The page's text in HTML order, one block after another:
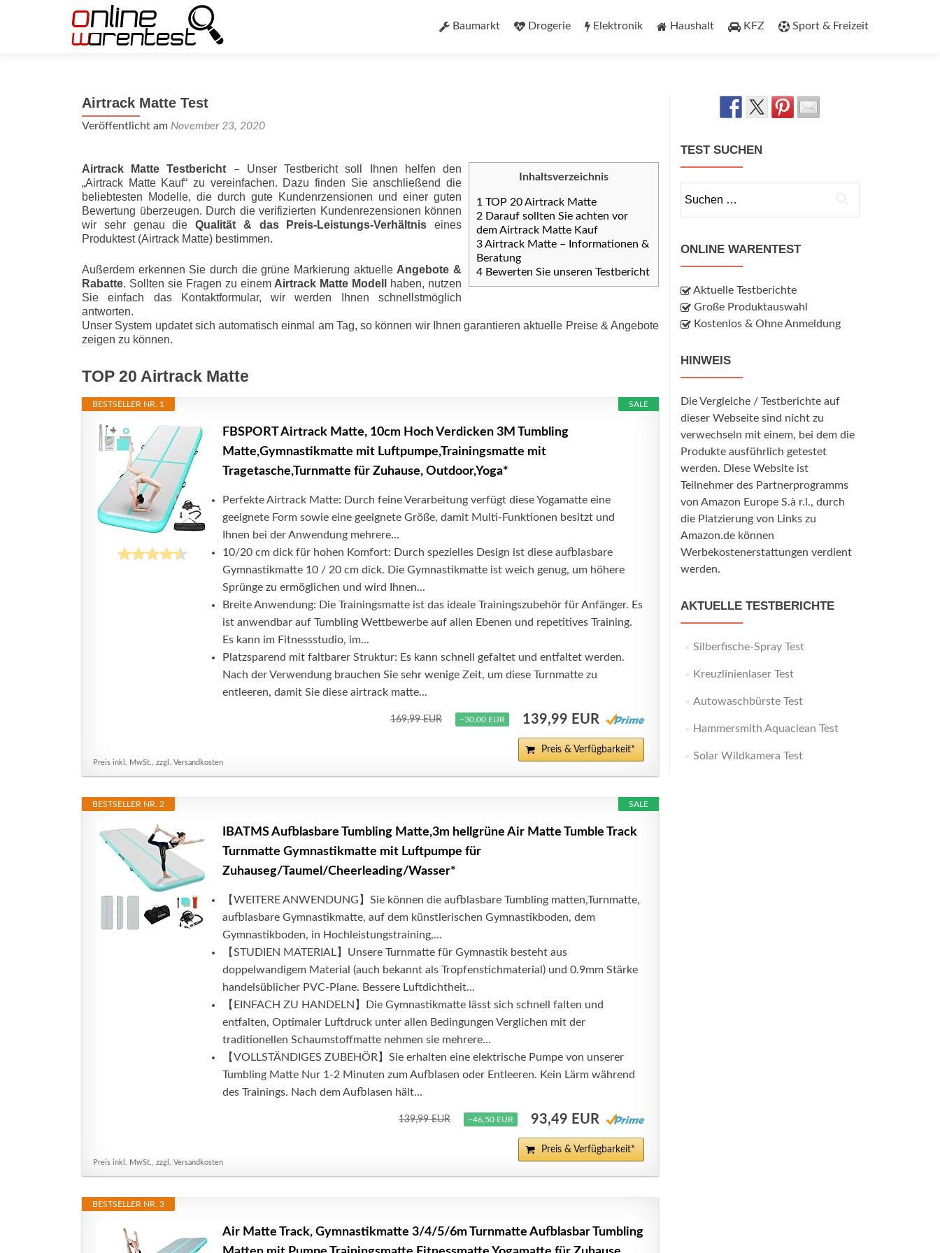
InhaltBaumarkt Drogerie Elektronik Haushalt KFZ Sport & Freizeit
Airtrack Matte Test
Veröffentlicht am November 23, 2020
Inhaltsverzeichnis
1 TOP 20 Airtrack Matte
2 Darauf sollten Sie achten vor
dem Airtrack Matte Kauf
3Airtrack Matte – Informationen &
Beratung
4 Bewerten Sie unseren Testbericht
Airtrack Matte Testbericht – Unser Testbericht soll Ihnen helfen den
„Airtrack Matte Kauf“ zu vereinfachen. Dazu finden Sie anschließend die
beliebtesten Modelle, die durch gute Kundenrzensionen und einer guten
Bewertung überzeugen. Durch die verifizierten Kundenrezensionen können
wir sehr genau die Qualität & das Preis-Leis­tungs-Ver­hält­nis eines
Produktest (Airtrack Matte) bestimmen.
Außerdem erkennen Sie durch die grüne Markierung aktuelle Angebote &
Rabatte. Sollten sie Fragen zu einem Airtrack Matte Modell
haben, nutzen
Sie einfach das Kontaktformular, wir werden Ihnen schnellstmöglich
antworten.
Unser System updatet sich automatisch einmal am Tag, so können wir Ihnen garantieren aktuelle Preise & Angebote
zeigen zu können.
TOP 20 Airtrack Matte
SALE
BESTSELLER NR. 1
FBSPORT Airtrack Matte, 10cm Hoch Verdicken 3M Tumbling
Matte,Gymnastikmatte mit Luftpumpe,Trainingsmatte mit
Tragetasche,Turnmatte für Zuhause, Outdoor,Yoga*
Perfekte Airtrack Matte: Durch feine Verarbeitung verfügt diese Yogamatte eine
geeignete Form sowie eine geeignete Größe, damit Multi-Funktionen besitzt und
Ihnen bei der Anwendung mehrere...
10/20 cm dick für hohen Komfort: Durch spezielles Design ist diese aufblasbare
Gymnastikmatte 10 / 20 cm dick. Die Gymnastikmatte ist weich genug, um höhere
Sprünge zu ermöglichen und wird Ihnen...
Breite Anwendung: Die Trainingsmatte ist das ideale Trainingszubehör für Anfänger. Es
ist anwendbar auf Tumbling Wettbewerbe auf allen Ebenen und repetitives Training.
Es kann im Fitnessstudio, im...
Platzsparend mit faltbarer Struktur: Es kann schnell gefaltet und entfaltet werden.
Nach der Verwendung brauchen Sie sehr wenige Zeit, um diese Turnmatte zu
entleeren, damit Sie diese airtrack matte...
169,99 EUR −30,00 EUR 139,99 EUR
Preis & Verfügbarkeit*
Preis inkl. MwSt., zzgl. Versandkosten
SALE
BESTSELLER NR. 2
IBATMS Aufblasbare Tumbling Matte,3m hellgrüne Air Matte Tumble Track
Turnmatte Gymnastikmatte mit Luftpumpe für
Zuhauseg/Taumel/Cheerleading/Wasser*
【WEITERE ANWENDUNG】Sie können die aufblasbare Tumbling matten,Turnmatte,
aufblasbare Gymnastikmatte, auf dem künstlerischen Gymnastikboden, dem
Gymnastikboden, in Hochleistungstraining,...
【STUDIEN MATERIAL】Unsere Turnmatte für Gymnastik besteht aus
doppelwandigem Material (auch bekannt als Tropfenstichmaterial) und 0.9mm Stärke
handelsüblicher PVC-Plane. Bessere Luftdichtheit...
【EINFACH ZU HANDELN】Die Gymnastikmatte lässt sich schnell falten und
entfalten, Optimaler Luftdruck unter allen Bedingungen Verglichen mit der
traditionellen Schaumstoffmatte nehmen sie mehrere...
【VOLLSTÄNDIGES ZUBEHÖR】Sie erhalten eine elektrische Pumpe von unserer
Tumbling Matte Nur 1-2 Minuten zum Aufblasen oder Entleeren. Kein Lärm während
des Trainings. Nach dem Aufblasen hält...
139,99 EUR −46,50 EUR 93,49 EUR
Preis & Verfügbarkeit*
Preis inkl. MwSt., zzgl. Versandkosten
BESTSELLER NR. 3
Air Matte Track, Gymnastikmatte 3/4/5/6m Turnmatte Aufblasbar Tumbling
TEST SUCHEN
nach:
ONLINE WARENTEST
Aktuelle Testberichte
Große Produktauswahl
Kostenlos & Ohne Anmeldung
HINWEIS
Die Vergleiche / Testberichte auf
dieser Webseite sind nicht zu
verwechseln mit einem, bei dem die
Produkte ausführlich getestet
werden. Diese Website ist
Teilnehmer des Partnerprogramms
von Amazon Europe S.à r.l., durch
die Platzierung von Links zu
Amazon.de können
Werbekostenerstattungen verdient
werden.
AKTUELLE TESTBERICHTE
Silberfische-Spray Test
Kreuzlinienlaser Test
Autowaschbürste Test
Hammersmith Aquaclean Test
Solar Wildkamera Test